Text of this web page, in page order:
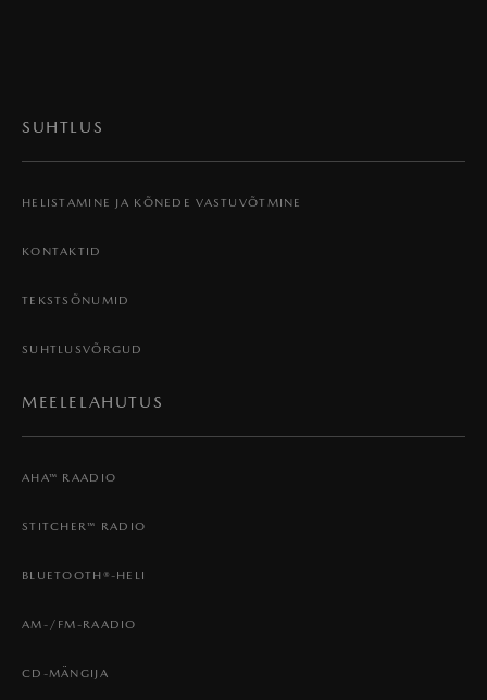
SUHTLUS
HELISTAMINE JA KÕNEDE VASTUVÕTMINE
KONTAKTID
TEKSTSÕNUMID
SUHTLUSVÕRGUD
MEELELAHUTUS
AHA™ RAADIO
STITCHER™ RADIO
BLUETOOTH®-HELI
AM-/FM-RAADIO
CD-MÄNGIJA